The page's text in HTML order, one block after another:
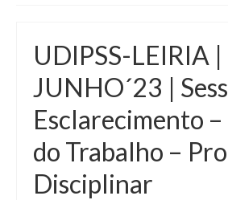
Documentação
FORMAÇÃO
Formação
Inquérito Necessidades de
ASSOCIADAS
UDIPSS-LEIRIA
JUNHO´23 |
Esclarecimento
do Trabalho –
Disciplinar